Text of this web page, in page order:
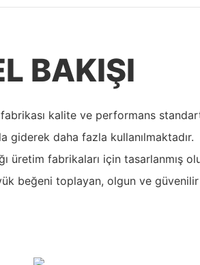
BAKIŞI
kalite ve performans
giderek daha fazla kullanılmaktadır.
üretim fabrikaları için tasarlanmış
beğeni toplayan, olgun ve güvenilir